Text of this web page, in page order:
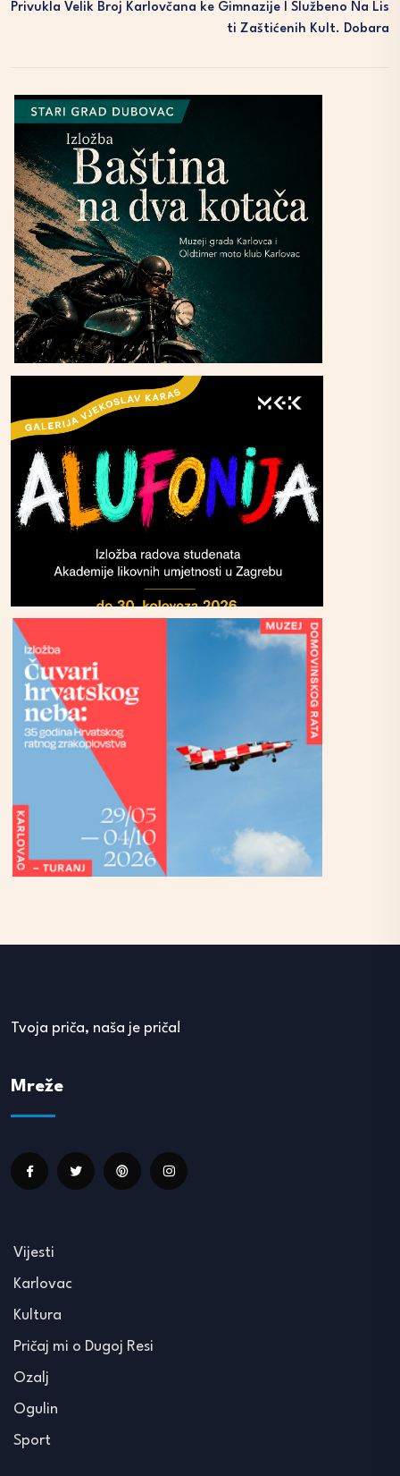
Privukla Velik Broj Karlovčana Ke Gimnazije I Službeno Na Lis
Ti Zaštićenih Kult. Dobara
Tvoja priča, naša je priča!
Mreže
Vijesti
Karlovac
Kultura
Pričaj mi o Dugoj Resi
Ozalj
Ogulin
Sport